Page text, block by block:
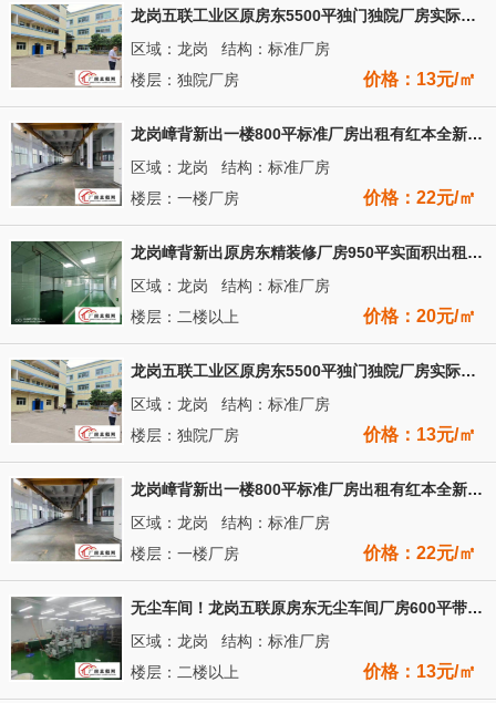
龙岗五联工业区原房东5500平独门独院厂房实际面积出租
区域：龙岗 结构：标准厂房
楼层：独院厂房
价格：13元/㎡
龙岗嶂背新出一楼800平标准厂房出租有红本全新地坪漆高6米
区域：龙岗 结构：标准厂房
楼层：一楼厂房
价格：22元/㎡
龙岗嶂背新出原房东精装修厂房950平实面积出租带装修办公室
区域：龙岗 结构：标准厂房
楼层：二楼以上
价格：20元/㎡
龙岗五联工业区原房东5500平独门独院厂房实际面积出租
区域：龙岗 结构：标准厂房
楼层：独院厂房
价格：13元/㎡
龙岗嶂背新出一楼800平标准厂房出租有红本全新地坪漆高6米
区域：龙岗 结构：标准厂房
楼层：一楼厂房
价格：22元/㎡
无尘车间！龙岗五联原房东无尘车间厂房600平带装修
区域：龙岗 结构：标准厂房
楼层：二楼以上
价格：13元/㎡